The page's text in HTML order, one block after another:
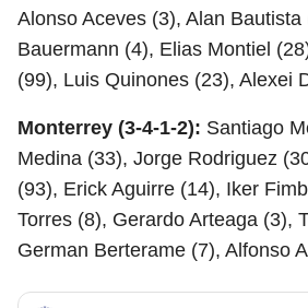
Alonso Aceves (3), Alan
Bauermann (4), Elias Montiel
(99), Luis Quinones (23), Alexei
Monterrey (3-4-1-2): Santiago
Medina (33), Jorge Rodriguez
(93), Erick Aguirre (14), Iker
Torres (8), Gerardo Arteaga (3),
German Berterame (7), Alfonso